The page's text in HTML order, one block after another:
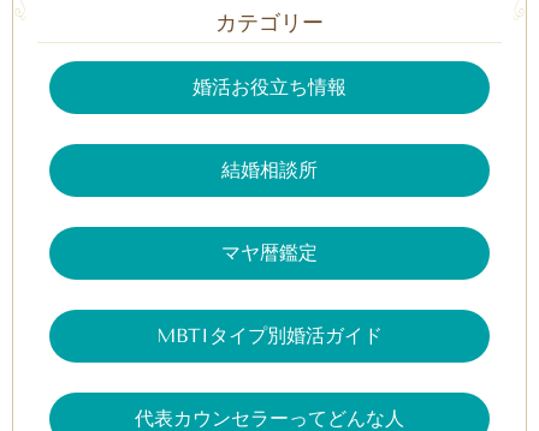
カテゴリー
婚活お役立ち情報
結婚相談所
マヤ暦鑑定
MBTIタイプ別婚活ガイド
代表カウンセラーってどんな人